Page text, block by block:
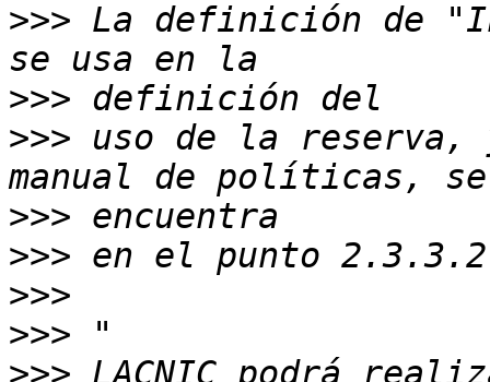
>>> La definición de
>>>
>>> uso de la reserva,
>>>
>>>
>>>
>>>
>>> LACNIC podrá